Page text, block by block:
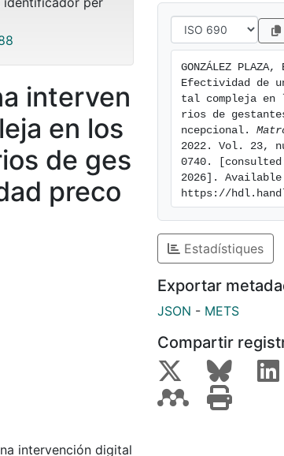
interven
en los
de ges
preco
intervención digital
GONZÁLEZ
Efectividad de
tal compleja en
rios de
ncepcional.
2022. Vol. 23,
0740.
2026].
https://
Estadístiques
Exportar
JSON - METS
Compartir